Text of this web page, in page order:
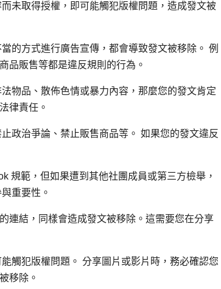
未取得授權，即可能觸犯版權問題，造成發文被
的方式進行廣告宣傳，都會導致發文被移除。 例
品販售等都是違反規則的行為。
物品、散佈色情或暴力內容，那麼您的發文肯定
律責任。
政治爭論、禁止販售商品等。 如果您的發文違反
規範，但如果遭到其他社團成員或第三方檢舉，
重要性。
連結，同樣會造成發文被移除。這需要您在分享
觸犯版權問題。 分享圖片或影片時，務必確認您
移除。